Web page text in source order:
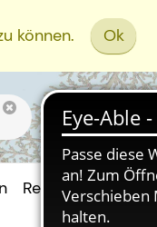
können. Ok
Rezept Einreichen